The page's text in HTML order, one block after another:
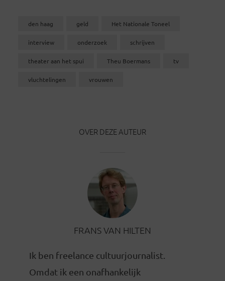
den haag geld Het Nationale Toneel
interview onderzoek schrijven
theater aan het spui Theu Boermans tv
vluchtelingen vrouwen
OVER DEZE AUTEUR
FRANS VAN HILTEN
Ik ben freelance cultuurjournalist.
Omdat ik een onafhankelijk